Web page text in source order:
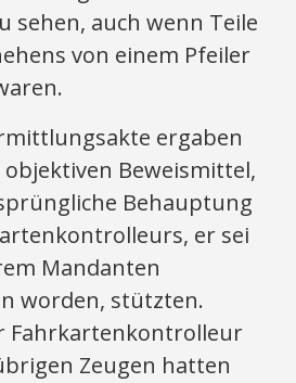
sehen, auch wenn Teile
von einem Pfeiler
ergaben
objektiven Beweismittel,
Behauptung
er sei
Mandanten
worden, stützten.
Fahrkartenkontrolleur
Zeugen hatten